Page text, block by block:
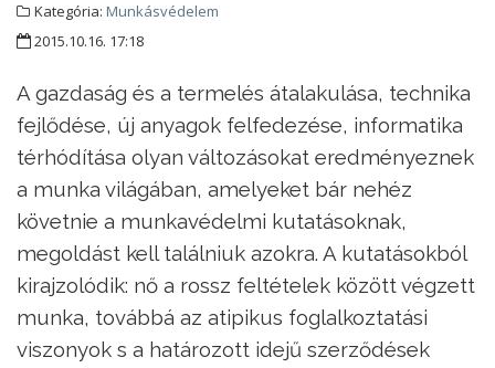
Kategória: Munkásvédelem
2015.10.16. 17:18
A gazdaság és a termelés átalakulása, technika
fejlődése, új anyagok felfedezése, informatika
térhódítása olyan változásokat eredményeznek
a munka világában, amelyeket bár nehéz
követnie a munkavédelmi kutatásoknak,
megoldást kell találniuk azokra. A kutatásokból
kirajzolódik: nő a rossz feltételek között végzett
munka, továbbá az atipikus foglalkoztatási
viszonyok s a határozott idejű szerződések